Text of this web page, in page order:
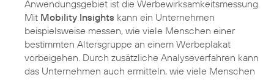
Anwendungsgebiet ist die Werbewirksamkeitsmessung.
Mit Mobility Insights kann ein Unternehmen
beispielsweise messen, wie viele Menschen einer
bestimmten Altersgruppe an einem Werbeplakat
vorbeigehen. Durch zusätzliche Analyseverfahren kann
das Unternehmen auch ermitteln, wie viele Menschen